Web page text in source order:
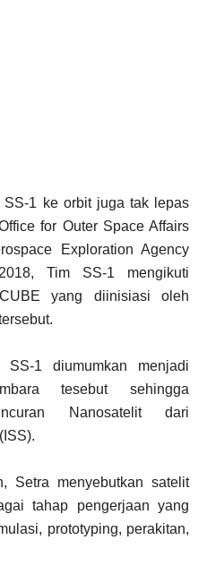
SS-1 ke orbit juga tak lepas
for Outer Space Affairs
Exploration Agency
Tim SS-1 mengikuti
yang diinisiasi oleh
1 diumumkan menjadi
tesebut sehingga
Nanosatelit dari
Setra menyebutkan satelit
tahap pengerjaan yang
prototyping, perakitan,